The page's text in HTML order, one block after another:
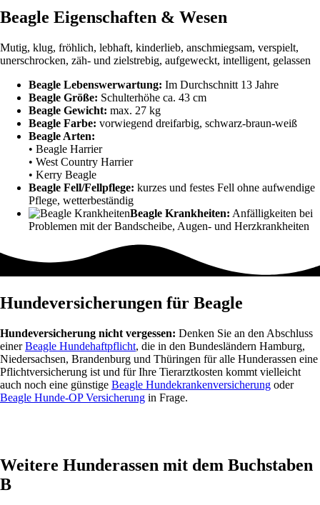
Beagle Eigenschaften & Wesen
Mutig, klug, fröhlich, lebhaft, kinderlieb, anschmiegsam, verspielt,
unerschrocken, zäh- und zielstrebig, aufgeweckt, intelligent, gelassen
Beagle Lebenswerwartung: Im Durchschnitt 13 Jahre
Beagle Größe: Schulterhöhe ca. 43 cm
Beagle Gewicht: max. 27 kg
Beagle Farbe: vorwiegend dreifarbig, schwarz-braun-weiß
Beagle Arten:
• Beagle Harrier
• West Country Harrier
• Kerry Beagle
Beagle Fell/Fellpflege: kurzes und festes Fell ohne aufwendige
Pflege, wetterbeständig
Beagle Krankheiten: Anfälligkeiten bei
Problemen mit der Bandscheibe, Augen- und Herzkrankheiten
Hundeversicherungen für Beagle
Hundeversicherung nicht vergessen: Denken Sie an den Abschluss
einerBeagle Hundehaftpflicht, die in den Bundesländern Hamburg,
Niedersachsen, Brandenburg und Thüringen für alle Hunderassen eine
Pflichtversicherung ist und für Ihre Tierarztkosten kommt vielleicht
auch noch eine günstige Beagle Hundekrankenversicherung oder
Beagle Hunde-OP Versicherung in Frage.
Weitere Hunderassen mit dem Buchstaben
B